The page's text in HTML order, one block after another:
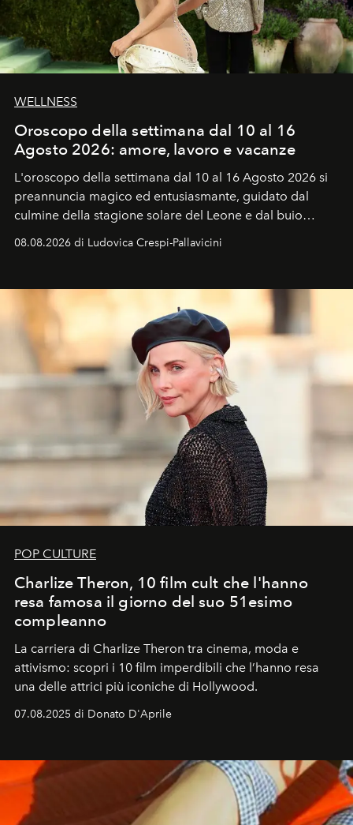
WELLNESS
Oroscopo della settimana dal 10 al 16
Agosto 2026: amore, lavoro e vacanze
L'oroscopo della settimana dal 10 al 16 Agosto 2026 si
preannuncia magico ed entusiasmante, guidato dal
culmine della stagione solare del Leone e dal buio
favorevole della Luna nuova in Leone del 12 agosto,
ideale per la notte delle Perseidi.
08.08.2026 di Ludovica Crespi-Pallavicini
POP CULTURE
Charlize Theron, 10 film cult che l'hanno
resa famosa il giorno del suo 51esimo
compleanno
La carriera di Charlize Theron tra cinema, moda e
attivismo: scopri i 10 film imperdibili che l’hanno resa
una delle attrici più iconiche di Hollywood.
07.08.2025 di Donato D'Aprile